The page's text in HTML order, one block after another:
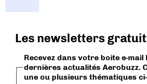
Les newsletters
Recevez dans votre boite e-mail
dernières actualités Aerobuzz.
une ou plusieurs thématiques